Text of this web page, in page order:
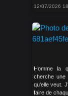
12/07/2026
Homme la
cherche une
qu'elle veut.
faire de